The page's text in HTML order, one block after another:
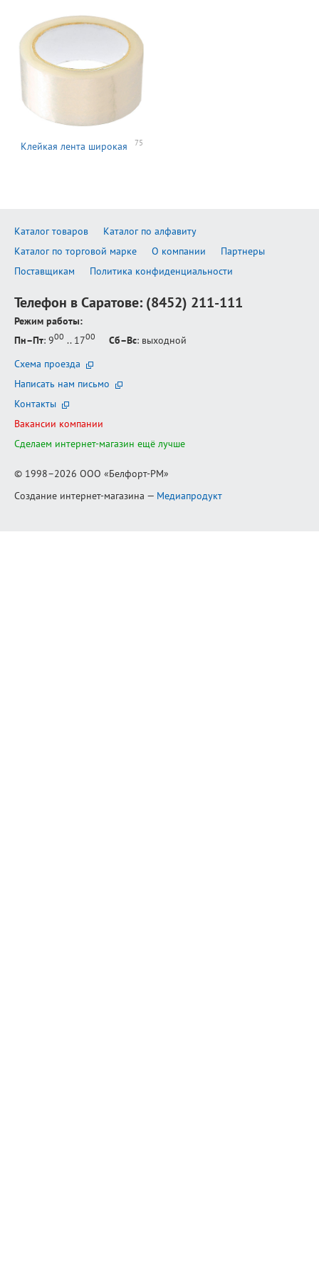
Клейкая лента широкая 75
Каталог товаров
Каталог по алфавиту
Каталог по торговой марке
О компании
Партнеры
Поставщикам
Политика конфиденциальности
Телефон в Саратове: (8452) 211-111
Режим работы:
Пн–Пт: 900 .. 1700 Сб–Вс: выходной
Схема проезда
Написать нам письмо
Контакты
Вакансии компании
Сделаем интернет-магазин ещё лучше
© 1998–2026 ООО «Белфорт-РМ»
Создание интернет-магазина — Медиапродукт